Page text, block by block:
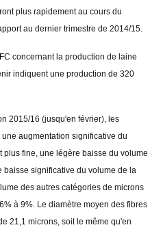
plus rapidement au cours du
au dernier trimestre de 2014/15.
concernant la production de laine
indiquent une production de 320
2015/16 (jusqu'en février), les
augmentation significative du
fine, une légère baisse du volume
significative du volume de la
des autres catégories de microns
à 9%. Le diamètre moyen des fibres
21,1 microns, soit le même qu'en